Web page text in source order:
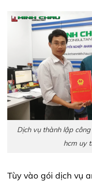
Dịch vụ thành lập
hcm uy
Tùy vào gói dịch vụ